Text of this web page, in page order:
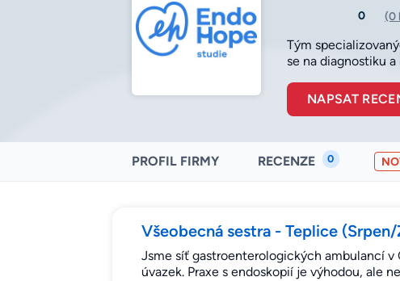
0 (0
Tým
se na diagnostiku
NAPSAT
PROFIL FIRMY RECENZE 0
Všeobecná sestra - Teplice
Jsme síť gastroenterologických ambulancí v
úvazek. Praxe s endoskopií je výhodou, ale